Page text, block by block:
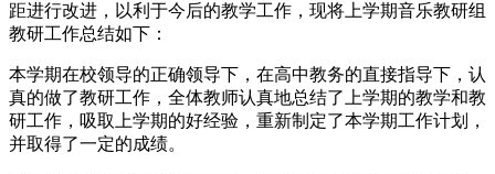
距进行改进，以利于今后的教学工作，现将上学期音乐教研组
教研工作总结如下：
本学期在校领导的正确领导下，在高中教务的直接指导下，认
真的做了教研工作，全体教师认真地总结了上学期的教学和教
研工作，吸取上学期的好经验，重新制定了本学期工作计划，
并取得了一定的成绩。